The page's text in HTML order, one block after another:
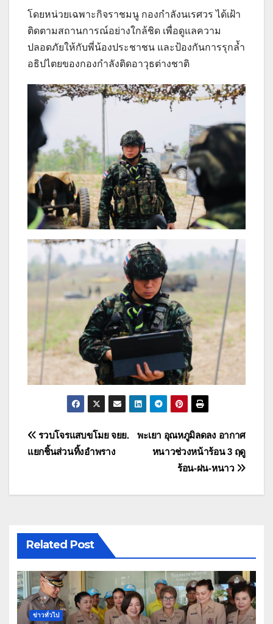
โดยหน่วยเฉพาะกิจราชมนู กองกำลังนเรศวร ได้เฝ้า
ติดตามสถานการณ์อย่างใกล้ชิด เพื่อดูแลความ
ปลอดภัยให้กับพี่น้องประชาชน และป้องกันการรุกล้ำ
อธิปไตยของกองกำลังติดอาวุธต่างชาติ
แนะแนว
พะเยา อุณหภูมิลดลง อากาศ
หนาวช่วงหน้าร้อน 3 ฤดู
ร้อน-ฝน-หนาว
รวบโจรแสบขโมย จยย.
แยกชิ้นส่วนทิ้งอำพราง
Related Post
ข่าวทั่วไป